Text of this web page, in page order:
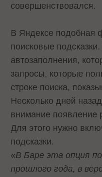
совершенствовался.
В Яндексе подобная
поисковые подсказки
автозаполнения,
запросы, которые
строке поиска,
Несколько дней
внимание появление
Для этого нужно
подсказки.
«В Баре эта опция
прошлого года, в